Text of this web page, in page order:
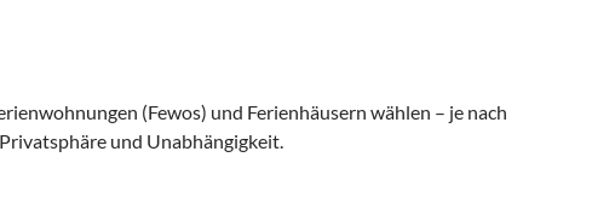
(Fewos) und Ferienhäusern wählen – je nach
und Unabhängigkeit.